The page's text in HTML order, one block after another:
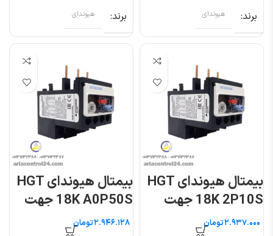
برند هیوندای برند هیوندای
بیمتال هیوندای HGT
18K 2P10S جهت
کنتاکتور ۹ تا ۲۲ آمپرتومان
بیمتال هیوندای HGT
18K A0P50S جهت
کنتاکتور ۹ تا ۲۲ آمپرتومان